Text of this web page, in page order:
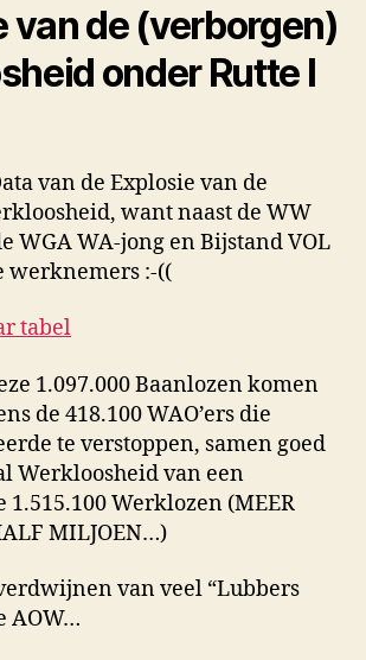
van de (verborgen)
onder Rutte I
van de Explosie van de
want naast de WW
WGA WA-jong en Bijstand VOL
werknemers :-((
tabel
1.097.000 Baanlozen komen
de 418.100 WAO’ers die
te verstoppen, samen goed
Werkloosheid van een
Werklozen (MEER
MILJOEN…)
van veel “Lubbers
AOW…